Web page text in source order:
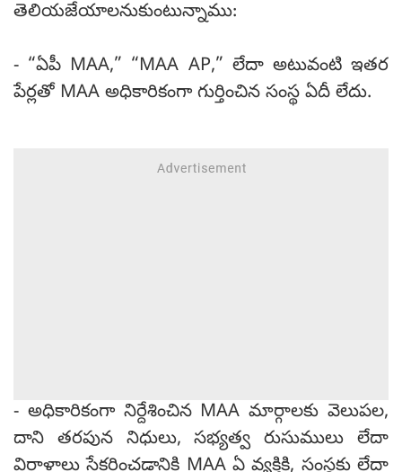
తెలియజేయాలనుకుంటున్నాము:
- “ఏపీ MAA,” “MAA AP,” లేదా అటువంటి ఇతర
పేర్లతో MAA అధికారికంగా గుర్తించిన సంస్థ ఏదీ లేదు.
- అధికారికంగా నిర్దేశించిన MAA మార్గాలకు వెలుపల,
దాని తరపున నిధులు, సభ్యత్వ రుసుములు లేదా
విరాళాలు సేకరించడానికి MAA ఏ వ్యక్తికి, సంస్థకు లేదా